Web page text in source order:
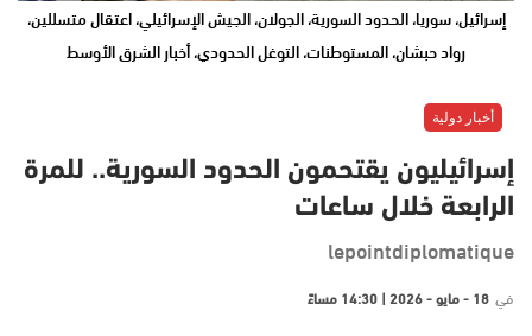
إسرائيل، سوريا، الحدود السورية، الجولان، الجيش الإسرائيلي، اعتقال متسللين،
رواد حبشان، المستوطنات، التوغل الحدودي، أخبار الشرق الأوسط
أخبار دولية
إسرائيليون يقتحمون الحدود السورية.. للمرة
الرابعة خلال ساعات
lepointdiplomatique
في 18 - مايو - 2026 | 14:30 مساءً